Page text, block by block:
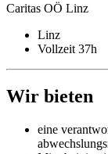
Caritas OÖ Linz
Linz
Vollzeit 37h
Wir bieten
eine